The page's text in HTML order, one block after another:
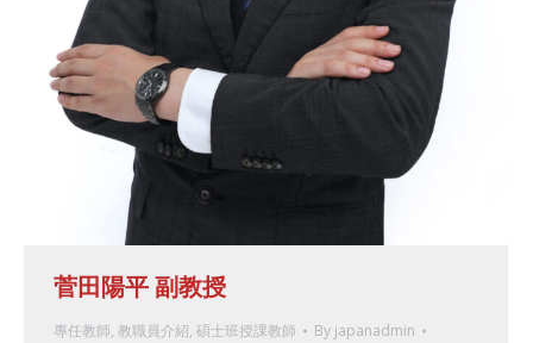
菅田陽平 副教授
專任教師, 教職員介紹, 碩士班授課教師 By japanadmin